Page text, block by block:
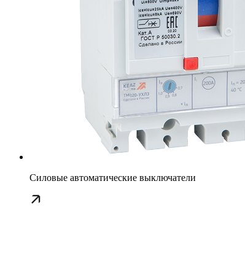
Силовые автоматические выключатели